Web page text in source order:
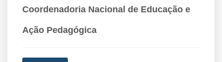
Coordenadoria Nacional de Educação e
Ação Pedagógica